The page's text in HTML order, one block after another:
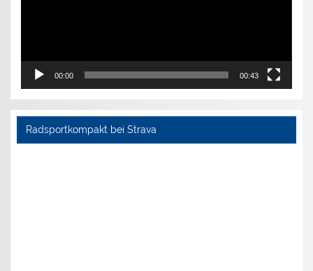
00:00 00:43
Radsportkompakt bei Strava